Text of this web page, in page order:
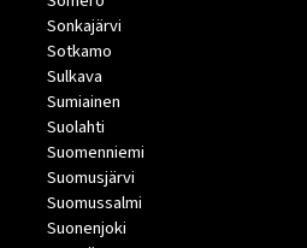
Sonkajärvi
Sotkamo
Sulkava
Sumiainen
Suolahti
Suomenniemi
Suomusjärvi
Suomussalmi
Suonenjoki